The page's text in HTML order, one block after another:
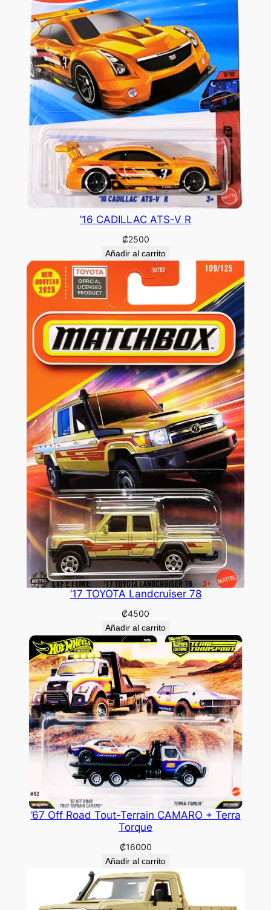
’16 CADILLAC ATS-V R
₡2500
Añadir al carrito
’17 TOYOTA Landcruiser 78
₡4500
Añadir al carrito
’67 Off Road Tout-Terrain CAMARO + Terra
Torque
₡16000
Añadir al carrito